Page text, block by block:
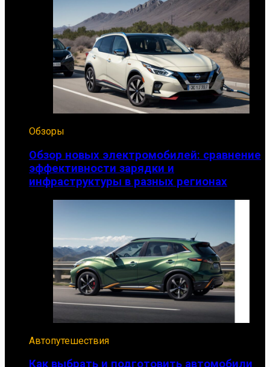
Обзоры
Обзор новых электромобилей: сравнение
эффективности зарядки и
инфраструктуры в разных регионах
Автопутешествия
Как выбрать и подготовить автомобили